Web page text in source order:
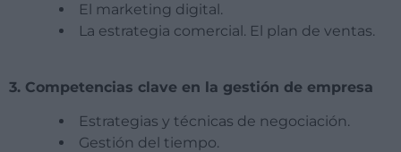
El marketing digital.
La estrategia comercial. El plan de ventas.
3. Competencias clave en la gestión de empresa
Estrategias y técnicas de negociación.
Gestión del tiempo.